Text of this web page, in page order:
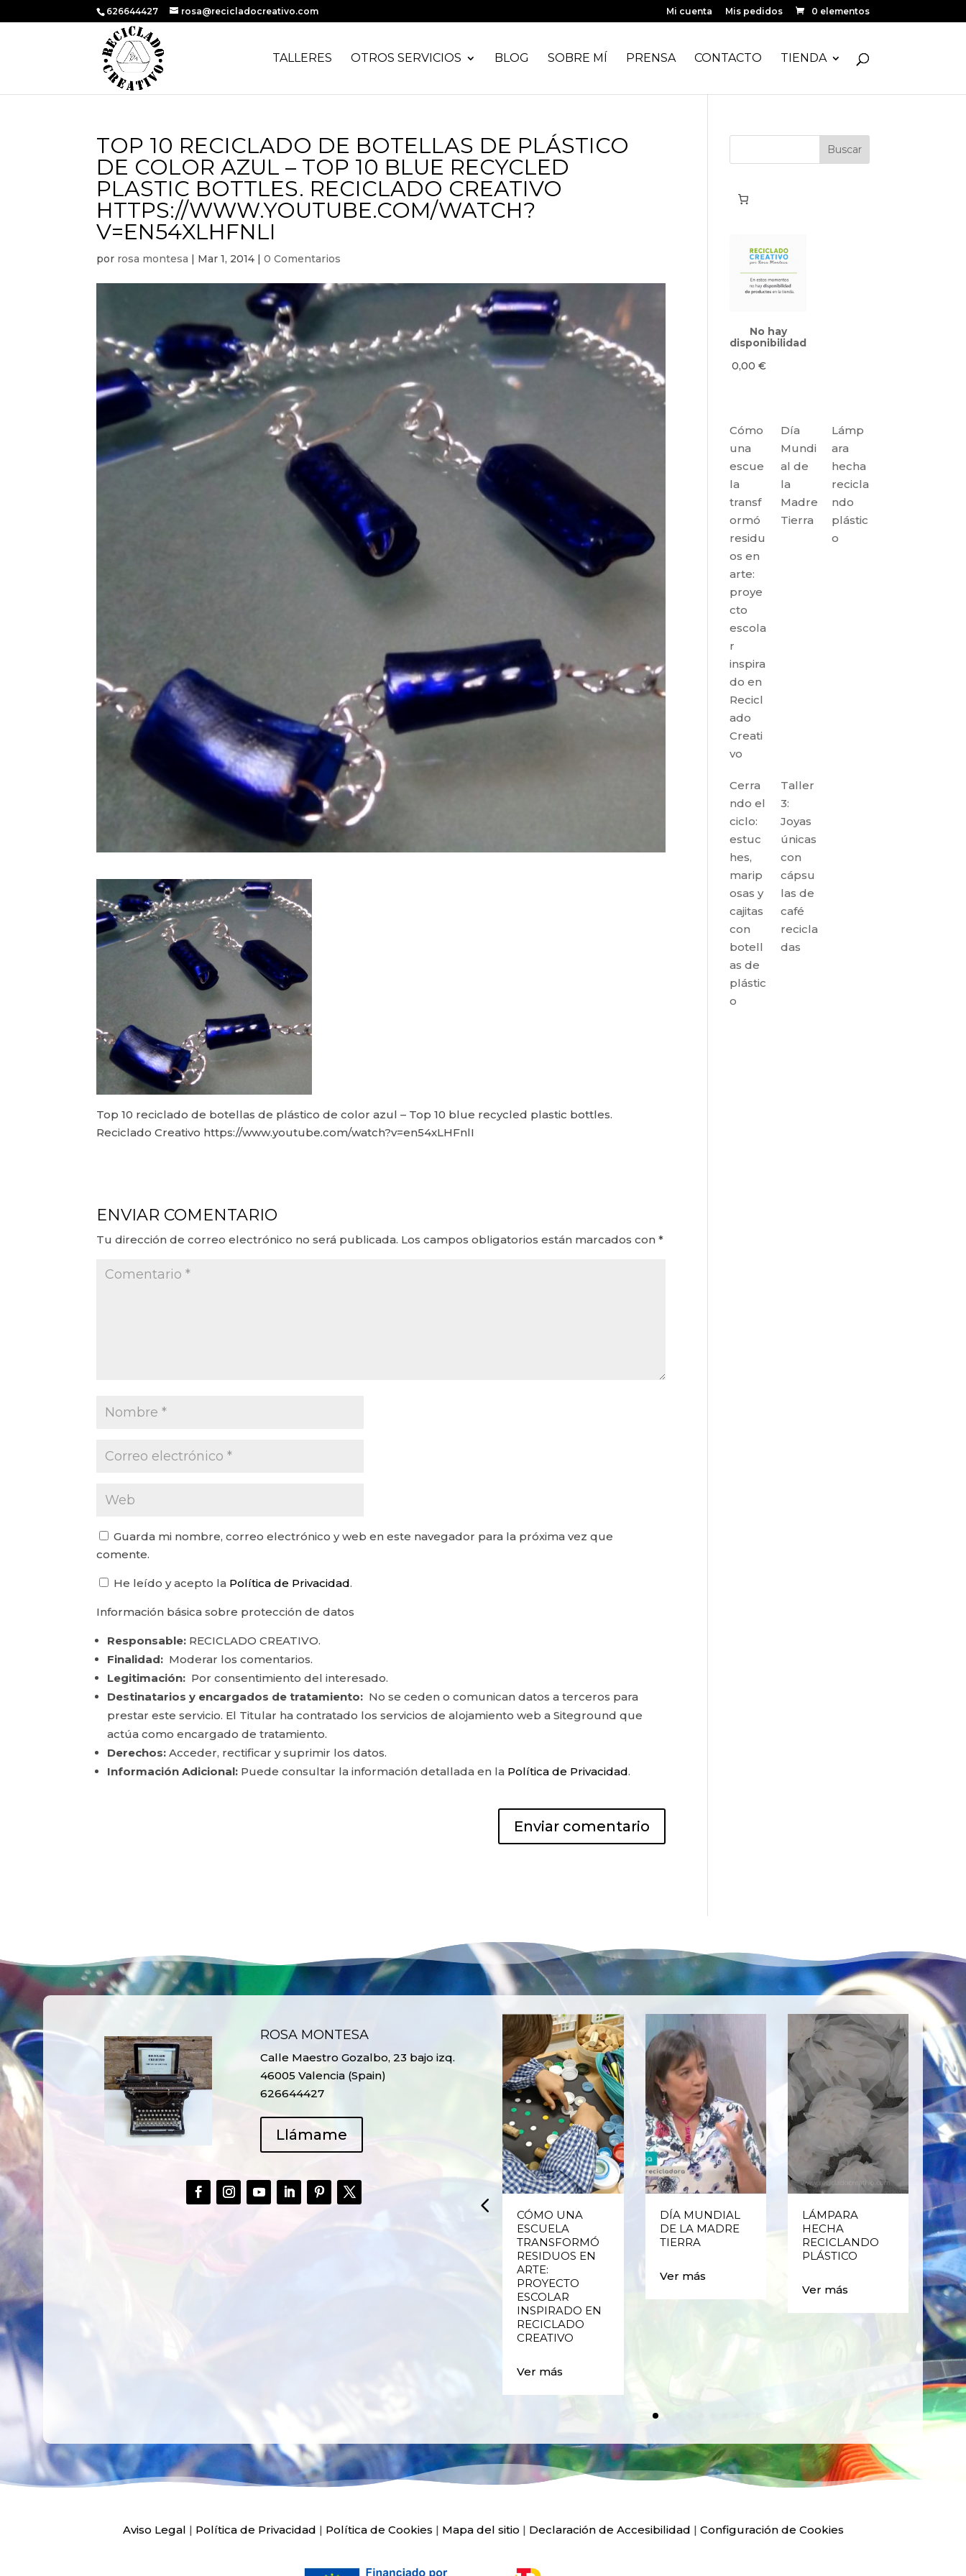
626644427 rosa@recicladocreativo.com Mi cuenta Mis pedidos 0 elementos
TALLERES OTROS SERVICIOS BLOG SOBRE MÍ PRENSA CONTACTO TIENDA
TOP 10 RECICLADO DE BOTELLAS DE PLÁSTICO
DE COLOR AZUL – TOP 10 BLUE RECYCLED
PLASTIC BOTTLES. RECICLADO CREATIVO
HTTPS://WWW.YOUTUBE.COM/WATCH?
V=EN54XLHFNLI
por rosa montesa | Mar 1, 2014 |0 Comentarios
Top 10 reciclado de botellas de plástico de color azul – Top 10 blue recycled plastic bottles.
Reciclado Creativo https://www.youtube.com/watch?v=en54xLHFnlI
ENVIAR COMENTARIO
Tu dirección de correo electrónico no será publicada. Los campos obligatorios están marcados con*
Guarda mi nombre, correo electrónico y web en este navegador para la próxima vez que
comente.
He leído y acepto la Política de Privacidad.
Información básica sobre protección de datos
Responsable: RECICLADO CREATIVO.
Finalidad: Moderar los comentarios.
Legitimación: Por consentimiento del interesado.
Destinatarios y encargados de tratamiento: No se ceden o comunican datos a terceros para
prestar este servicio. El Titular ha contratado los servicios de alojamiento web a Siteground que
actúa como encargado de tratamiento.
Derechos: Acceder, rectificar y suprimir los datos.
Información Adicional: Puede consultar la información detallada en la Política de Privacidad.
No hay
disponibilidad
0,00€
Cómo
una
escue
la
transf
ormó
residu
os en
arte:
proye
cto
escola
r
inspira
do en
Recicl
ado
Creati
vo
Día
Mundi
al de
la
Madre
Tierra
Lámp
ara
hecha
recicla
ndo
plástic
o
Cerra
ndo el
ciclo:
estuc
hes,
marip
osas y
cajitas
con
botell
as de
plástic
o
Taller
3:
Joyas
únicas
con
cápsu
las de
café
recicla
das
ROSA MONTESA
Calle Maestro Gozalbo, 23 bajo izq.
46005 Valencia (Spain)
626644427
Llámame
RECICLADO EN
CÓMO UNA
ESCUELA
TRANSFORMÓ
RESIDUOS EN
ARTE:
PROYECTO
ESCOLAR
INSPIRADO EN
RECICLADO
CREATIVO
Ver más
DÍA MUNDIAL
DE LA MADRE
TIERRA
Ver más
LÁMPARA
HECHA
RECICLANDO
PLÁSTICO
Ver más
Aviso Legal | Política de Privacidad | Política de Cookies | Mapa del sitio | Declaración de Accesibilidad | Configuración de Cookies